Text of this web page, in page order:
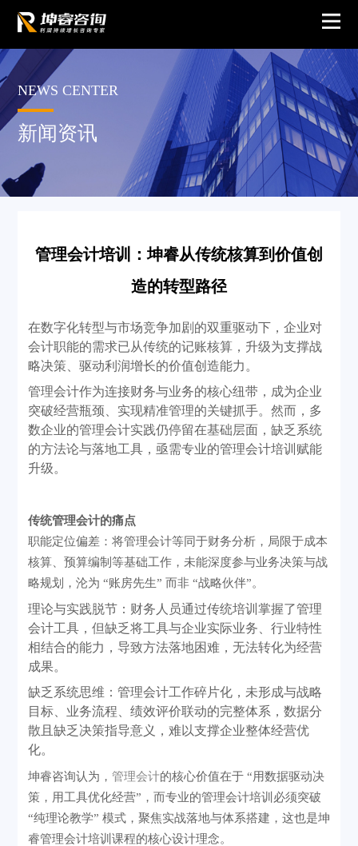
NEWS CENTER
新闻资讯
管理会计培训：坤睿从传统核算到价值创
造的转型路径
在数字化转型与市场竞争加剧的双重驱动下，企业对
会计职能的需求已从传统的记账核算，升级为支撑战
略决策、驱动利润增长的价值创造能力。
管理会计作为连接财务与业务的核心纽带，成为企业
突破经营瓶颈、实现精准管理的关键抓手。然而，多
数企业的管理会计实践仍停留在基础层面，缺乏系统
的方法论与落地工具，亟需专业的管理会计培训 赋能
升级。
传统管理会计的痛点
职能定位偏差：将管理会计等同于财务分析，局限于成本
核算、预算编制等基础工作，未能深度参与业务决策与战
略规划，沦为 “账房先生” 而非 “战略伙伴”。
理论与实践脱节：财务人员通过传统培训掌握了管理
会计工具，但缺乏将工具与企业实际业务、行业特性
相结合的能力，导致方法落地困难，无法转化为经营
成果。
缺乏系统思维：管理会计工作碎片化，未形成与战略
目标、业务流程、绩效评价联动的完整体系，数据分
散且缺乏决策指导意义，难以支撑企业整体经营优
化。
坤睿咨询认为， 管理会计的核心价值在于 “用数据驱动决
策，用工具优化经营”，而专业的管理会计培训必须突破
“纯理论教学” 模式，聚焦实战落地与体系搭建，这也是坤
睿管理会计培训课程的核心设计理念。